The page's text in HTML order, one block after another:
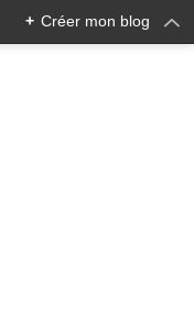
+ Créer mon blog